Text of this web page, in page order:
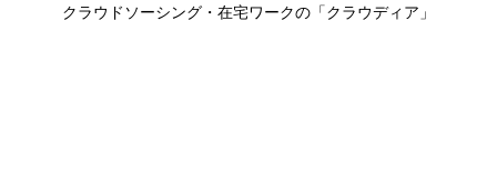
クラウドソーシング・在宅ワークの「クラウディア」